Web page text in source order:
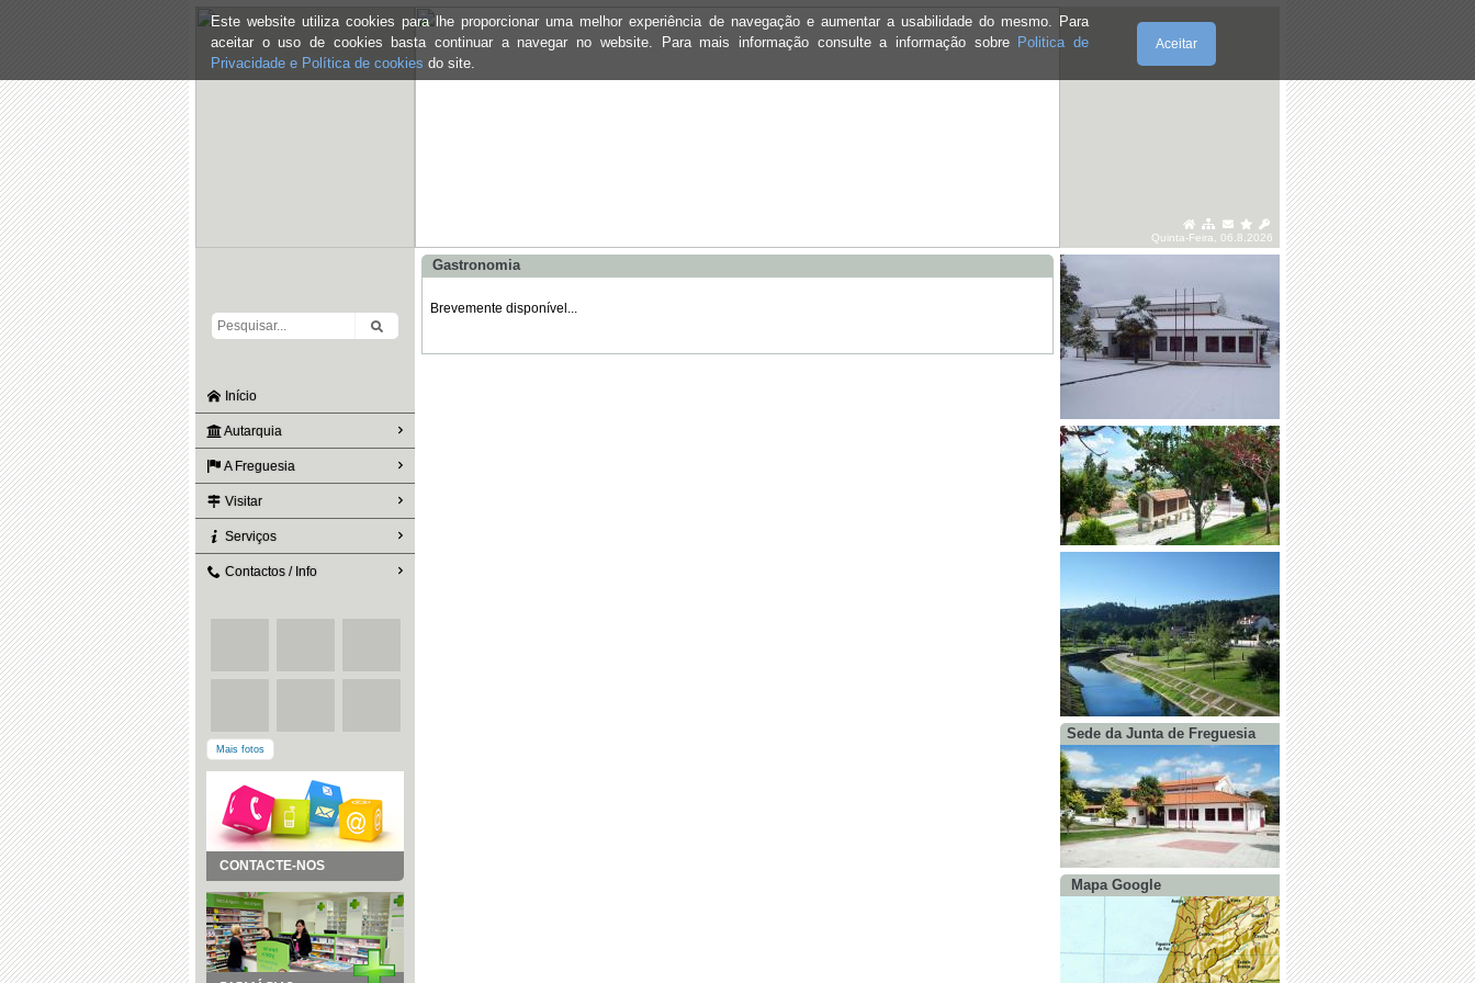
Este website utiliza cookies para lhe proporcionar uma melhor experiência de navegação e aumentar a usabilidade do mesmo. Para
aceitar o uso de cookies basta continuar a navegar no website. Para mais informação consulte a informação sobre Politica de
Privacidade e Política de cookies do site.
Aceitar
Quinta-Feira, 06.8.2026
Início
Autarquia
A Freguesia
Visitar
Serviços
Contactos / Info
Mais fotos
CONTACTE-NOS
Gastronomia
Brevemente disponível...
Sede da Junta de Freguesia
Mapa Google